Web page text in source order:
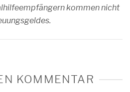
kommen nicht
KOMMENTAR